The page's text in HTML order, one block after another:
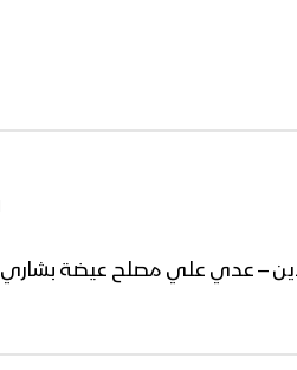
– عدي علي مصلح عيضة بشاري